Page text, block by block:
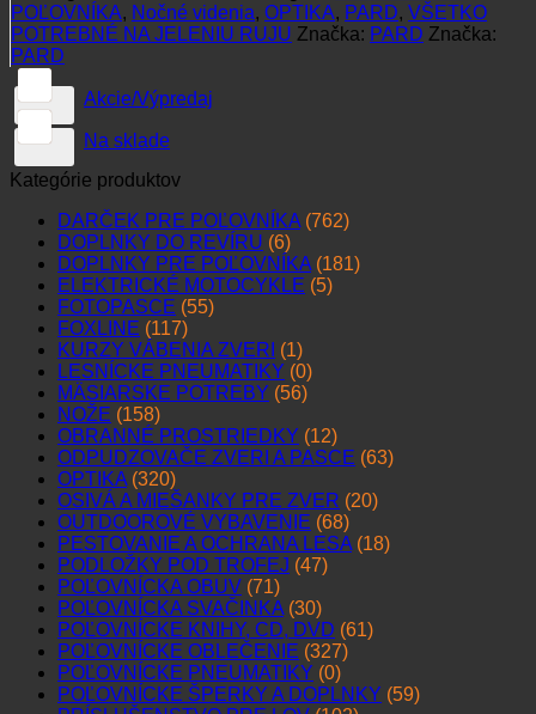
POĽOVNÍKA, Nočné videnia, OPTIKA, PARD, VŠETKO
POTREBNÉ NA JELENIU RUJU Značka: PARD Značka:
PARD
Akcie/Výpredaj
Na sklade
Kategórie produktov
DARČEK PRE POĽOVNÍKA (762)
DOPLNKY DO REVÍRU (6)
DOPLNKY PRE POĽOVNÍKA (181)
ELEKTRICKÉ MOTOCYKLE (5)
FOTOPASCE (55)
FOXLINE (117)
KURZY VÁBENIA ZVERI (1)
LESNÍCKE PNEUMATIKY (0)
MÄSIARSKE POTREBY (56)
NOŽE (158)
OBRANNÉ PROSTRIEDKY (12)
ODPUDZOVAČE ZVERI A PASCE (63)
OPTIKA (320)
OSIVÁ A MIEŠANKY PRE ZVER (20)
OUTDOOROVÉ VYBAVENIE (68)
PESTOVANIE A OCHRANA LESA (18)
PODLOŽKY POD TROFEJ (47)
POĽOVNÍCKA OBUV (71)
POĽOVNÍCKA SVAČINKA (30)
POĽOVNÍCKE KNIHY, CD, DVD (61)
POĽOVNÍCKE OBLEČENIE (327)
POĽOVNÍCKE PNEUMATIKY (0)
POĽOVNÍCKE ŠPERKY A DOPLNKY (59)